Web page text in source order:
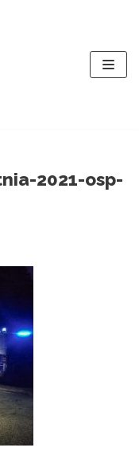
2021-osp-